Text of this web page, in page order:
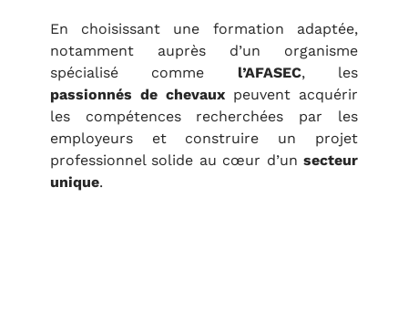
En choisissant une formation adaptée,
notamment auprès d’un organisme
spécialisé comme l’AFASEC, les
passionnés de chevaux peuvent acquérir
les compétences recherchées par les
employeurs et construire un projet
professionnel solide au cœur d’unsecteur
unique.